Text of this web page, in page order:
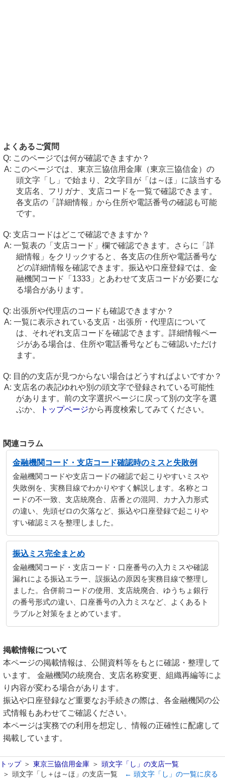
よくあるご質問
このページでは何が確認できますか？
このページでは、東京三協信用金庫（東京三協信金）の
頭文字「し」で始まり、2文字目が「は～ほ」に該当する
支店名、フリガナ、支店コードを一覧で確認できます。
各支店の「詳細情報」から住所や電話番号の確認も可能
です。
支店コードはどこで確認できますか？
一覧表の「支店コード」欄で確認できます。さらに「詳
細情報」をクリックすると、各支店の住所や電話番号な
どの詳細情報を確認できます。振込や口座登録では、金
融機関コード「1333」とあわせて支店コードが必要にな
る場合があります。
出張所や代理店のコードも確認できますか？
一覧に表示されている支店・出張所・代理店について
は、それぞれ支店コードを確認できます。詳細情報ペー
ジがある場合は、住所や電話番号などもご確認いただけ
ます。
目的の支店が見つからない場合はどうすればよいですか？
支店名の表記ゆれや別の頭文字で登録されている可能性
があります。前の文字選択ページに戻って別の文字を選
ぶか、
トップページから再度検索してみてください。
関連コラム
金融機関コード・支店コード確認時のミスと失敗例
金融機関コードや支店コードの確認で起こりやすいミスや
失敗例を、実務目線でわかりやすく解説します。名称とコ
ードの不一致、支店統廃合、店番との混同、カナ入力形式
の違い、先頭ゼロの欠落など、振込や口座登録で起こりや
すい確認ミスを整理しました。
振込ミス完全まとめ
金融機関コード・支店コード・口座番号の入力ミスや確認
漏れによる振込エラー、誤振込の原因を実務目線で整理し
ました。合併前コードの使用、支店統廃合、ゆうちょ銀行
の番号形式の違い、口座番号の入力ミスなど、よくあるト
ラブルと対策をまとめています。
掲載情報について
本ページの掲載情報は、公開資料等をもとに確認・整理して
います。 金融機関の統廃合、支店名称変更、組織再編等によ
り内容が変わる場合があります。
振込や口座登録など重要なお手続きの際は、各金融機関の公
式情報もあわせてご確認ください。
本ページは実務での利用を想定し、情報の正確性に配慮して
掲載しています。
トップ 東京三協信用金庫
頭文字「し」の支店一覧
頭文字「し＋は～ほ」の支店一覧
← 頭文字「し」の一覧に戻る